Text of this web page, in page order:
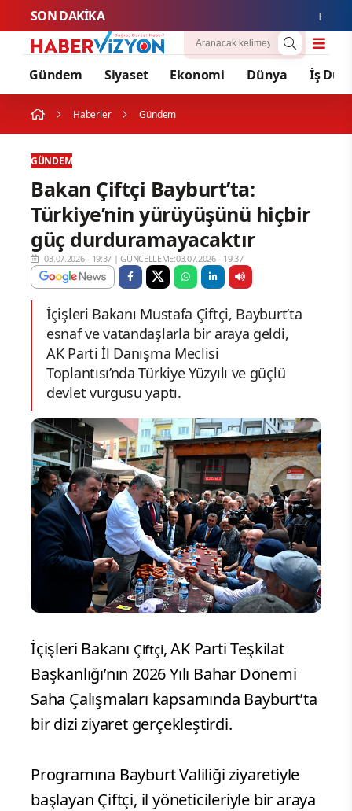
SON DAKİKA
Gündem Siyaset Ekonomi Dünya İş
Haberler Gündem
GÜNDEM
Bakan Çiftçi Bayburt’ta:
Türkiye’nin yürüyüşünü hiçbir
güç durduramayacaktır
03.07.2026 - 19:37 |GÜNCELLEME:03.07.2026 - 19:37
İçişleri Bakanı Mustafa Çiftçi, Bayburt’ta
esnaf ve vatandaşlarla bir araya geldi,
AK Parti İl Danışma Meclisi
Toplantısı’nda Türkiye Yüzyılı ve güçlü
devlet vurgusu yaptı.
İçişleri Bakanı Çiftçi, AK Parti Teşkilat
Başkanlığı’nın 2026 Yılı Bahar Dönemi
Saha Çalışmaları kapsamında Bayburt’ta
bir dizi ziyaret gerçekleştirdi.
Programına Bayburt Valiliği ziyaretiyle
başlayan Çiftçi, il yöneticileriyle bir araya